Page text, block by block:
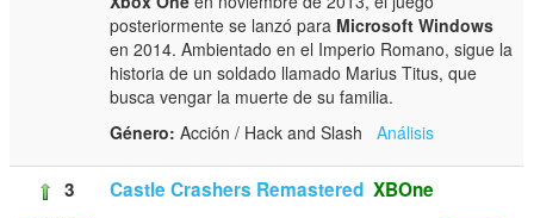
posteriormente se lanzó para Microsoft Windows
en 2014. Ambientado en el Imperio Romano, sigue la
historia de un soldado llamado Marius Titus, que
busca vengar la muerte de su familia.
Género: Acción / Hack and SlashAnálisis
3 Castle Crashers Remastered XBOne